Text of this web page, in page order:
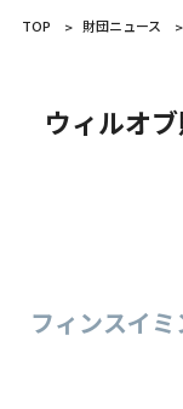
TOP 財団ニュース
ウィルオ
フィンスイ